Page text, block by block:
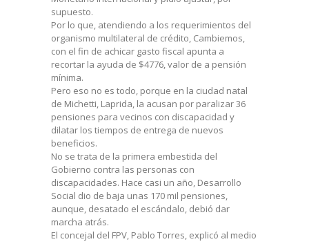
supuesto.
Por lo que, atendiendo a los requerimientos del
organismo multilateral de crédito, Cambiemos,
con el fin de achicar gasto fiscal apunta a
recortar la ayuda de $4776, valor de a pensión
mínima.
Pero eso no es todo, porque en la ciudad natal
de Michetti, Laprida, la acusan por paralizar 36
pensiones para vecinos con discapacidad y
dilatar los tiempos de entrega de nuevos
beneficios.
No se trata de la primera embestida del
Gobierno contra las personas con
discapacidades. Hace casi un año, Desarrollo
Social dio de baja unas 170 mil pensiones,
aunque, desatado el escándalo, debió dar
marcha atrás.
El concejal del FPV, Pablo Torres, explicó al medio